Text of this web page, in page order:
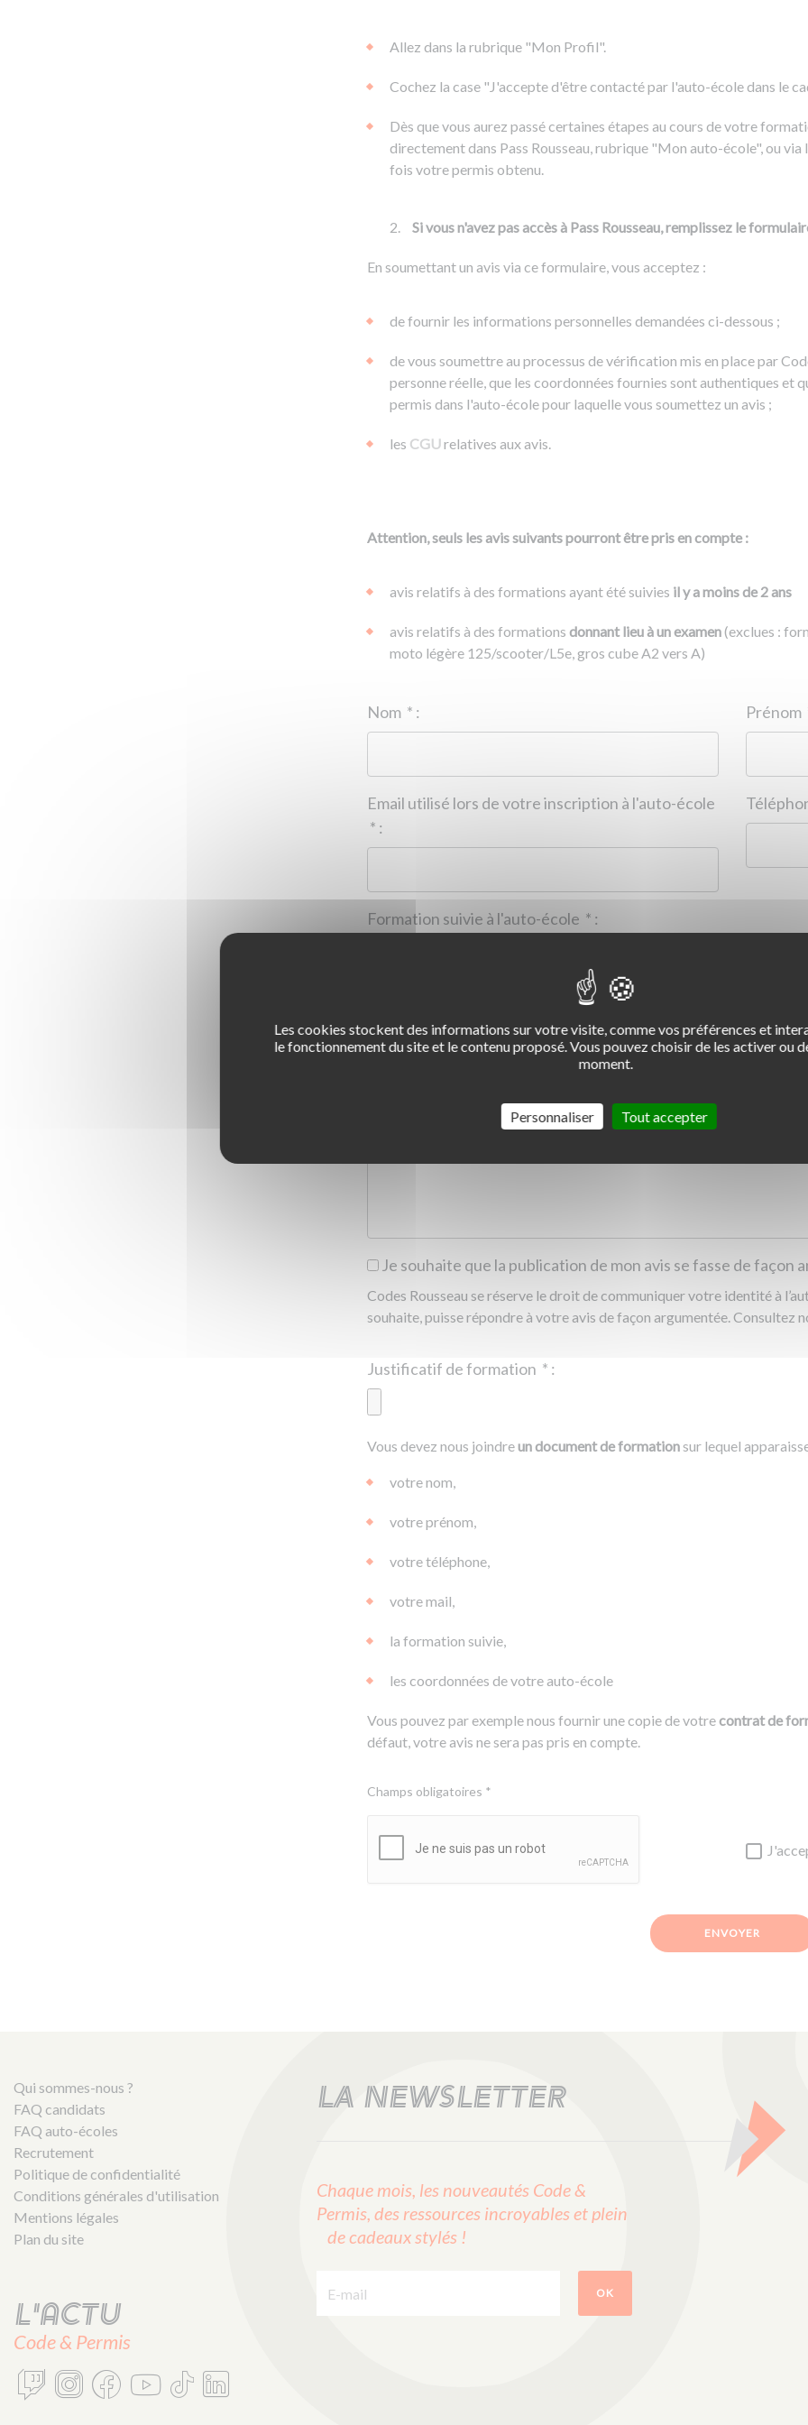
Allez dans la rubrique "Mon Profil".
Cochez la case "J'accepte d'être contacté par l'auto-école dans le
Dès que vous aurez passé certaines étapes au cours de votre
directement dans Pass Rousseau, rubrique "Mon auto-école", ou
fois votre permis obtenu.
Si vous n'avez pas accès à Pass Rousseau, remplissez le
En soumettant un avis via ce formulaire, vous acceptez :
de fournir les informations personnelles demandées ci-dessous ;
de vous soumettre au processus de vérification mis en place par
personne réelle, que les coordonnées fournies sont authentiques et
permis dans l'auto-école pour laquelle vous soumettez un avis ;
les CGUrelatives aux avis.
Attention, seuls les avis suivants pourront être pris en compte :
avis relatifs à des formations ayant été suivies il y a moins de 2 ans
avis relatifs à des formations donnant lieu à un examen(exclues :
moto légère 125/scooter/L5e, gros cube A2 vers A)
* :
Email utilisé lors de votre inscription à l'auto-école
* :
* :
1
2 3 4
Je souhaite que la publication de mon avis se fasse de façon
Codes Rousseau se réserve le droit de communiquer votre identité à
souhaite, puisse répondre à votre avis de façon argumentée. Consultez
* :
||0.00 Ko
Vous devez nous joindreun document de formation sur lequel
votre nom,
votre prénom,
votre téléphone,
votre mail,
la formation suivie,
les coordonnées de votre auto-école
Vous pouvez par exemple nous fournir une copie de votrecontrat de
défaut, votre avis ne sera pas pris en compte.
Champs obligatoires *
ENVOYER
Qui sommes-nous ?
FAQ candidats
FAQ auto-écoles
Recrutement
Politique de confidentialité
Conditions générales d'utilisation
Mentions légales
Plan du site
L'actu
Code & Permis
LA NEWSLETTER
Chaque mois, les nouveautés Code &
Permis, des ressources incroyables et plein
de cadeaux stylés !
OK
Les cookies stockent des informations sur votre visite, comme vos préférences et
le fonctionnement du site et le contenu proposé. Vous pouvez choisir de les activer ou
moment.
Tout accepter
Personnaliser